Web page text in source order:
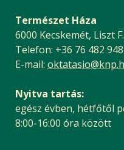
Természet Háza
6000 Kecskemét, Liszt
Telefon: +36 76 482 948
E-mail:
Nyitva tartás:
egész évben, hétfőtől
8:00-16:00 óra között